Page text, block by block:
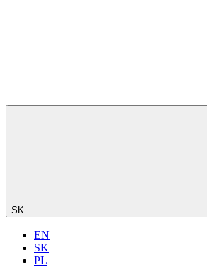
SK
EN
SK
PL